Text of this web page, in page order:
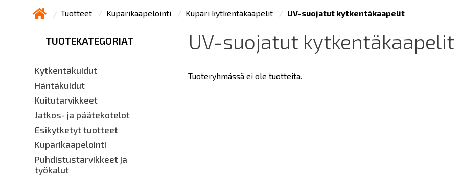
Tuotteet Kuparikaapelointi Kupari kytkentäkaapelit UV-suojatut kytkentäkaapelit
TUOTEKATEGORIAT
Kytkentäkuidut
Häntäkuidut
Kuitutarvikkeet
Jatkos- ja päätekotelot
Esikytketyt tuotteet
Kuparikaapelointi
Puhdistustarvikkeet ja
työkalut
UV-suojatut kytkentäkaapelit
Tuoteryhmässä ei ole tuotteita.